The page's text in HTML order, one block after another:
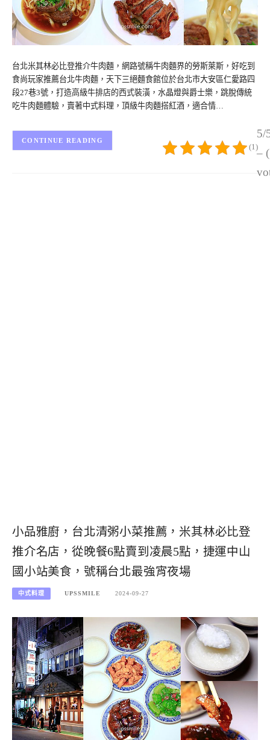
台北米其林必比登推介牛肉麵，網路號稱牛肉麵界的勞斯萊斯，好吃到
食尚玩家推薦台北牛肉麵，天下三絕麵食館位於台北市大安區仁愛路四
段27巷3號，打造高級牛排店的西式裝潢，水晶燈與爵士樂，跳脫傳統
吃牛肉麵體驗，賣著中式料理，頂級牛肉麵搭紅酒，適合情…
5/
–
(1)
CONTINUE READING
小品雅廚，台北清粥小菜推薦，米其林必比登
推介名店，從晚餐6點賣到凌晨5點，捷運中山
國小站美食，號稱台北最強宵夜場
中式料理 UPSSMILE 2024-09-27